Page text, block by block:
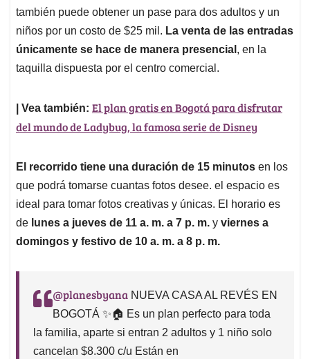
también puede obtener un pase para dos adultos y un
niños por un costo de $25 mil. La venta de las entradas
únicamente se hace de manera presencial , en la
taquilla dispuesta por el centro comercial.
| Vea también: El plan gratis en Bogotá para disfrutar
del mundo de Ladybug, la famosa serie de Disney
El recorrido tiene una duración de 15 minutos en los
que podrá tomarse cuantas fotos desee. el espacio es
ideal para tomar fotos creativas y únicas. El horario es
de lunes a jueves de 11 a. m. a 7 p. m. y viernes a
domingos y festivo de 10 a. m. a 8 p. m.
@planesbyana NUEVA CASA AL REVÉS EN
BOGOTÁ ✨🏠 Es un plan perfecto para toda
la familia, aparte si entran 2 adultos y 1 niño solo
cancelan $8.300 c/u Están en